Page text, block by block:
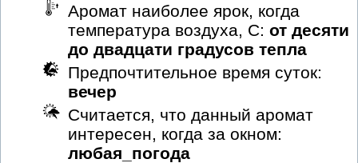
Аромат наиболее ярок, когда
температура воздуха, С: от десяти
до двадцати градусов тепла
Предпочтительное время суток:
вечер
Считается, что данный аромат
интересен, когда за окном:
любая_погода